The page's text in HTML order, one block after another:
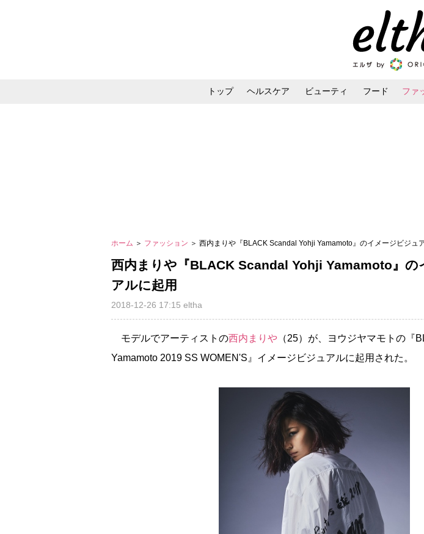
トップ ヘルスケア ビューティ フード ファ
ホーム ＞ ファッション ＞ 西内まりや『BLACK Scandal Yohji Yamamoto』のイメージビジュ
西内まりや『BLACK Scandal Yohji Yamamoto』の
アルに起用
2018-12-26 17:15 eltha
モデルでアーティストの西内まり （25）が、ヨウジヤマモトの『
Yamamoto 2019 SS WOMEN'S』イメージビジュアルに起用された。